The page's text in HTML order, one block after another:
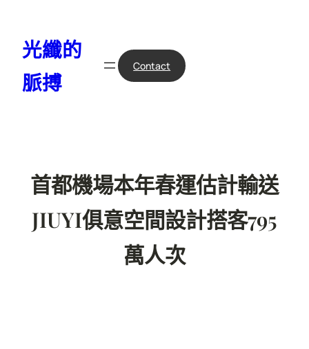
光纖的
脈搏
Contact
首都機場本年春運估計輸送
JIUYI俱意空間設計搭客795
萬人次